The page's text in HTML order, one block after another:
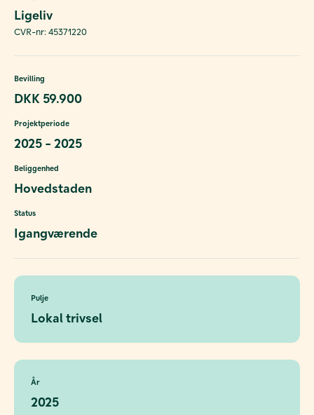
Ligeliv
CVR-nr: 45371220
Bevilling
DKK 59.900
Projektperiode
2025 - 2025
Beliggenhed
Hovedstaden
Status
Igangværende
Pulje
Lokal trivsel
År
2025